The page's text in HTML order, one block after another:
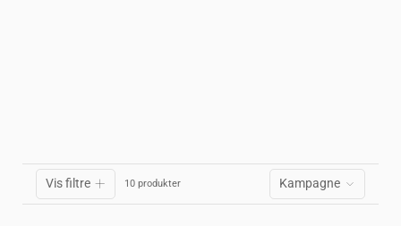
Vis filtre 10 produkter Kampagne